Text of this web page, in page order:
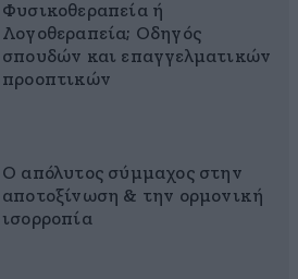
Φυσικοθεραπεία ή
Λογοθεραπεία; Οδηγός
σπουδών και επαγγελματικών
προοπτικών
Ο απόλυτος σύμμαχος στην
αποτοξίνωση & την ορμονική
ισορροπία